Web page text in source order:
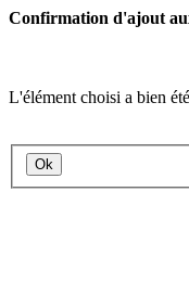
Confirmation d'ajout
L'élément choisi a bien